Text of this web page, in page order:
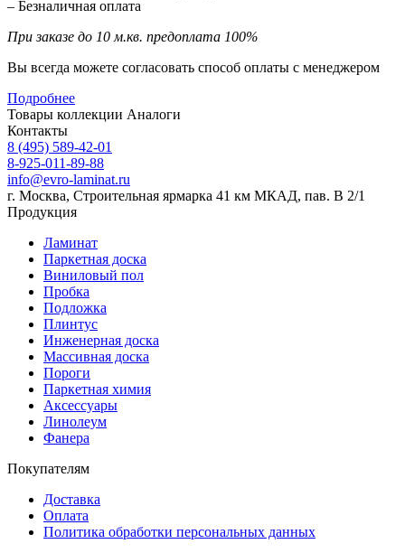
– Безналичная оплата
При заказе до 10 м.кв. предоплата 100%
Вы всегда можете согласовать способ оплаты с менеджером
Подробнее
Товары коллекции Аналоги
Контакты
8 (495) 589-42-01
8-925-011-89-88
info@evro-laminat.ru
г. Москва, Строительная ярмарка 41 км МКАД, пав. В 2/1
Продукция
Ламинат
Паркетная доска
Виниловый пол
Пробка
Подложка
Плинтус
Инженерная доска
Массивная доска
Пороги
Паркетная химия
Аксессуары
Линолеум
Фанера
Покупателям
Доставка
Оплата
Политика обработки персональных данных